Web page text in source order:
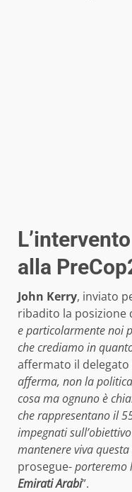
alla
John Kerry, inviato
ribadito la posizione
e particolarmente noi
che crediamo in
affermato il
afferma, non la
cosa ma ognuno è
che rappresentano il
impegnati
mantenere viva
prosegue-porteremo
Emirati Arabi”.